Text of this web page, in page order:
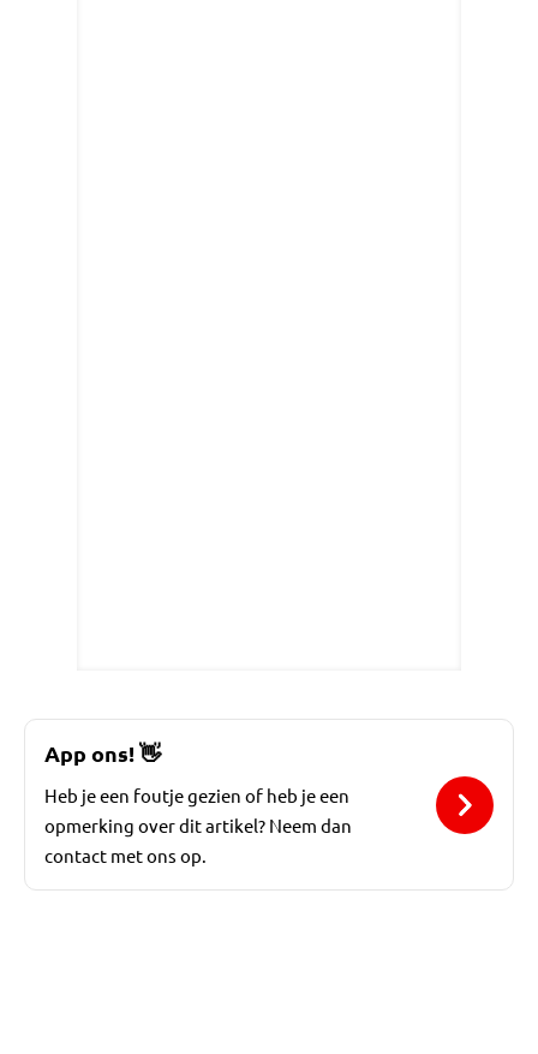
App ons!👋
Heb je een foutje gezien of heb je een
opmerking over dit artikel? Neem dan
contact met ons op.